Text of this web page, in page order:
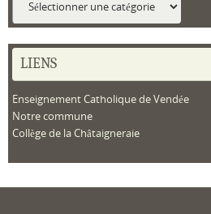
LIENS
Enseignement Catholique de Vendée
Notre commune
Collège de la Châtaigneraie